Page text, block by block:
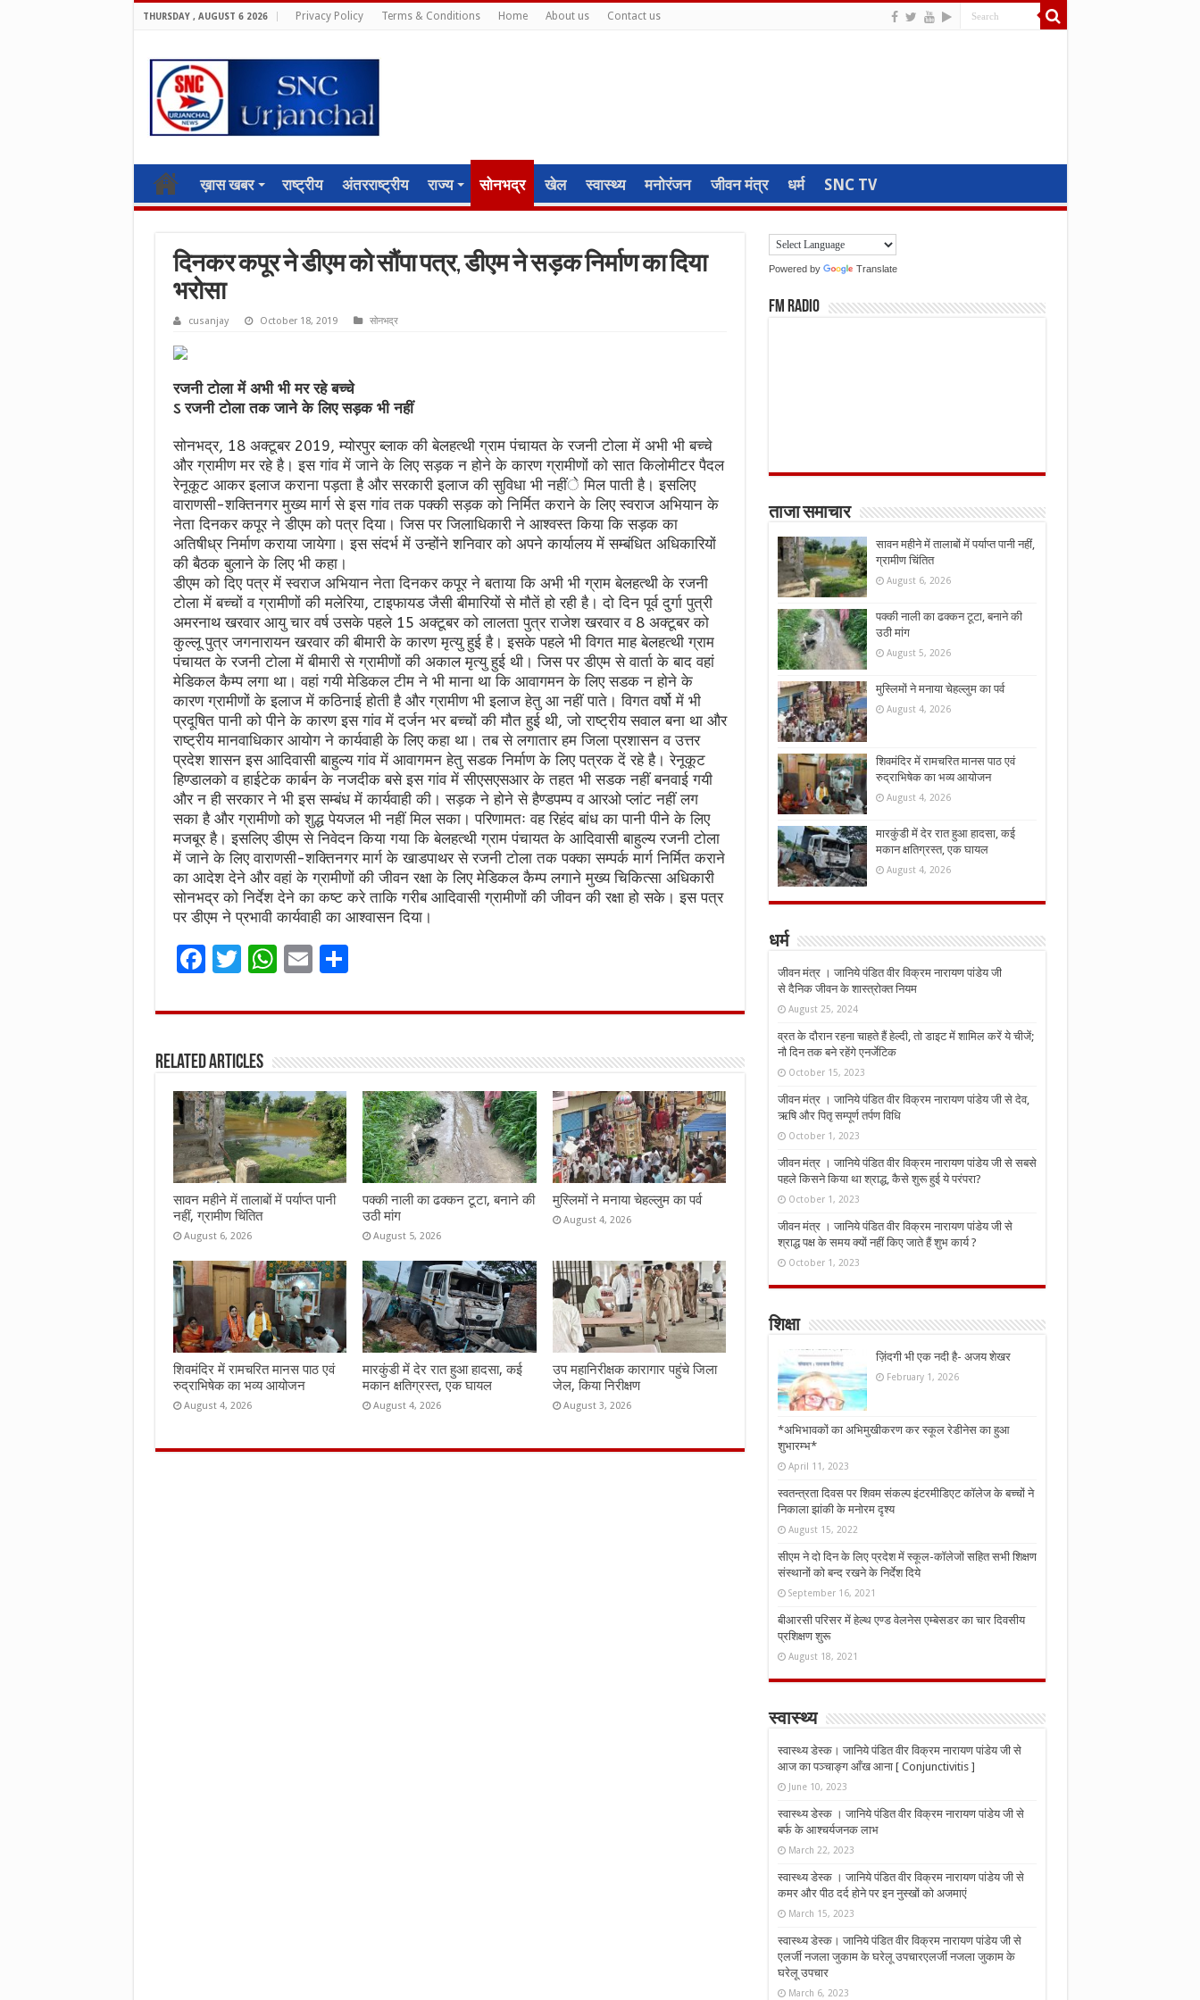
THURSDAY , AUGUST 6 2026 Privacy Policy Terms & Conditions Home About us Contact us
ख़ास खबर राष्ट्रीय अंतरराष्ट्रीय राज्य सोनभद्र खेल स्वास्थ्य मनोरंजन जीवन मंत्र धर्म SNC TV
दिनकर कपूर ने डीएम को सौंपा पत्र, डीएम ने सड़क निर्माण का दिया
भरोसा
cusanjay October 18, 2019 सोनभद्र
रजनी टोला में अभी भी मर रहे बच्चे
ऽ रजनी टोला तक जाने के लिए सड़क भी नहीं
सोनभद्र, 18 अक्टूबर 2019, म्योरपुर ब्लाक की बेलहत्थी ग्राम पंचायत के रजनी टोला में अभी भी बच्चे
और ग्रामीण मर रहे है। इस गांव में जाने के लिए सड़क न होने के कारण ग्रामीणों को सात किलोमीटर पैदल
रेनूकूट आकर इलाज कराना पड़ता है और सरकारी इलाज की सुविधा भी नहींे मिल पाती है। इसलिए
वाराणसी-शक्तिनगर मुख्य मार्ग से इस गांव तक पक्की सड़क को निर्मित कराने के लिए स्वराज अभियान के
नेता दिनकर कपूर ने डीएम को पत्र दिया। जिस पर जिलाधिकारी ने आश्वस्त किया कि सड़क का
अतिषीध्र निर्माण कराया जायेगा। इस संदर्भ में उन्होंने शनिवार को अपने कार्यालय में सम्बंधित अधिकारियों
की बैठक बुलाने के लिए भी कहा।
डीएम को दिए पत्र में स्वराज अभियान नेता दिनकर कपूर ने बताया कि अभी भी ग्राम बेलहत्थी के रजनी
टोला में बच्चों व ग्रामीणों की मलेरिया, टाइफायड जैसी बीमारियों से मौतें हो रही है। दो दिन पूर्व दुर्गा पुत्री
अमरनाथ खरवार आयु चार वर्ष उसके पहले 15 अक्टूबर को लालता पुत्र राजेश खरवार व 8 अक्टूबर को
कुल्लू पुत्र जगनारायन खरवार की बीमारी के कारण मृत्यु हुई है। इसके पहले भी विगत माह बेलहत्थी ग्राम
पंचायत के रजनी टोला में बीमारी से ग्रामीणों की अकाल मृत्यु हुई थी। जिस पर डीएम से वार्ता के बाद वहां
मेडिकल कैम्प लगा था। वहां गयी मेडिकल टीम ने भी माना था कि आवागमन के लिए सडक न होने के
कारण ग्रामीणों के इलाज में कठिनाई होती है और ग्रामीण भी इलाज हेतु आ नहीं पाते। विगत वर्षो में भी
प्रदूषित पानी को पीने के कारण इस गांव में दर्जन भर बच्चों की मौत हुई थी, जो राष्ट्रीय सवाल बना था और
राष्ट्रीय मानवाधिकार आयोग ने कार्यवाही के लिए कहा था। तब से लगातार हम जिला प्रशासन व उत्तर
प्रदेश शासन इस आदिवासी बाहुल्य गांव में आवागमन हेतु सडक निर्माण के लिए पत्रक दें रहे है। रेनूकूट
हिण्डालको व हाईटेक कार्बन के नजदीक बसे इस गांव में सीएसएसआर के तहत भी सडक नहीं बनवाई गयी
और न ही सरकार ने भी इस सम्बंध में कार्यवाही की। सड़क ने होने से हैण्डपम्प व आरओ प्लांट नहीं लग
सका है और ग्रामीणो को शुद्ध पेयजल भी नहीं मिल सका। परिणामतः वह रिहंद बांध का पानी पीने के लिए
मजबूर है। इसलिए डीएम से निवेदन किया गया कि बेलहत्थी ग्राम पंचायत के आदिवासी बाहुल्य रजनी टोला
में जाने के लिए वाराणसी-शक्तिनगर मार्ग के खाडपाथर से रजनी टोला तक पक्का सम्पर्क मार्ग निर्मित कराने
का आदेश देने और वहां के ग्रामीणों की जीवन रक्षा के लिए मेडिकल कैम्प लगाने मुख्य चिकित्सा अधिकारी
सोनभद्र को निर्देश देने का कष्ट करे ताकि गरीब आदिवासी ग्रामीणों की जीवन की रक्षा हो सके। इस पत्र
पर डीएम ने प्रभावी कार्यवाही का आश्वासन दिया।
F
ce
o
o
k
T
it
r
W
at
A
p
p
E
ai
S
ar
Related Articles
सावन महीने में तालाबों में पर्याप्त पानी
नहीं, ग्रामीण चिंतित
August 6, 2026
पक्की नाली का ढक्कन टूटा, बनाने की
उठी मांग
August 5, 2026
मुस्लिमों ने मनाया चेहल्लुम का पर्व
August 4, 2026
शिवमंदिर में रामचरित मानस पाठ एवं
रुद्राभिषेक का भव्य आयोजन
August 4, 2026
मारकुंडी में देर रात हुआ हादसा, कई
मकान क्षतिग्रस्त, एक घायल
August 4, 2026
उप महानिरीक्षक कारागार पहुंचे जिला
जेल, किया निरीक्षण
August 3, 2026
Powered by Translate
FM Radio
ताजा समाचार
सावन महीने में तालाबों में पर्याप्त पानी नहीं,
ग्रामीण चिंतित
August 6, 2026
पक्की नाली का ढक्कन टूटा, बनाने की
उठी मांग
August 5, 2026
मुस्लिमों ने मनाया चेहल्लुम का पर्व
August 4, 2026
शिवमंदिर में रामचरित मानस पाठ एवं
रुद्राभिषेक का भव्य आयोजन
August 4, 2026
मारकुंडी में देर रात हुआ हादसा, कई
मकान क्षतिग्रस्त, एक घायल
August 4, 2026
धर्म
जीवन मंत्र । जानिये पंडित वीर विक्रम नारायण पांडेय जी
से दैनिक जीवन के शास्त्रोक्त नियम
August 25, 2024
व्रत के दौरान रहना चाहते हैं हेल्दी, तो डाइट में शामिल करें ये चीजें;
नौ दिन तक बने रहेंगे एनर्जेटिक
October 15, 2023
जीवन मंत्र । जानिये पंडित वीर विक्रम नारायण पांडेय जी से देव,
ऋषि और पितृ सम्पूर्ण तर्पण विधि
October 1, 2023
जीवन मंत्र । जानिये पंडित वीर विक्रम नारायण पांडेय जी से सबसे
पहले किसने किया था श्राद्ध, कैसे शुरू हुई ये परंपरा?
October 1, 2023
जीवन मंत्र । जानिये पंडित वीर विक्रम नारायण पांडेय जी से
श्राद्ध पक्ष के समय क्यों नहीं किए जाते हैं शुभ कार्य ?
October 1, 2023
शिक्षा
ज़िंदगी भी एक नदी है- अजय शेखर
February 1, 2026
*अभिभावकों का अभिमुखीकरण कर स्कूल रेडीनेस का हुआ
शुभारम्भ*
April 11, 2023
स्वतन्त्रता दिवस पर शिवम संकल्प इंटरमीडिएट कॉलेज के बच्चों ने
निकाला झांकी के मनोरम दृश्य
August 15, 2022
सीएम ने दो दिन के लिए प्रदेश में स्कूल-कॉलेजों सहित सभी शिक्षण
संस्थानों को बन्द रखने के निर्देश दिये
September 16, 2021
बीआरसी परिसर में हेल्थ एण्ड वेलनेस एम्बेसडर का चार दिवसीय
प्रशिक्षण शुरू
August 18, 2021
स्वास्थ्य
स्वास्थ्य डेस्क। जानिये पंडित वीर विक्रम नारायण पांडेय जी से
आज का पञ्चाङ्ग आँख आना [ Conjunctivitis ]
June 10, 2023
स्वास्थ्य डेस्क । जानिये पंडित वीर विक्रम नारायण पांडेय जी से
बर्फ के आश्चर्यजनक लाभ
March 22, 2023
स्वास्थ्य डेस्क । जानिये पंडित वीर विक्रम नारायण पांडेय जी से
कमर और पीठ दर्द होने पर इन नुस्‍खों को अजमाएं
March 15, 2023
स्वास्थ्य डेस्क। जानिये पंडित वीर विक्रम नारायण पांडेय जी से
एलर्जी नजला जुकाम के घरेलू उपचारएलर्जी नजला जुकाम के
घरेलू उपचार
March 6, 2023